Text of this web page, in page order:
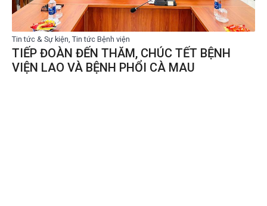
Tin tức & Sự kiện, Tin tức Bệnh viện
TIẾP ĐOÀN ĐẾN THĂM, CHÚC TẾT BỆNH
VIỆN LAO VÀ BỆNH PHỔI CÀ MAU